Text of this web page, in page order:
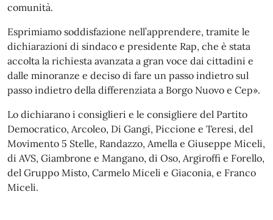
comunità.
Esprimiamo soddisfazione nell’apprendere, tramite le
dichiarazioni di sindaco e presidente Rap, che è stata
accolta la richiesta avanzata a gran voce dai cittadini e
dalle minoranze e deciso di fare un passo indietro sul
passo indietro della differenziata a Borgo Nuovo e Cep».
Lo dichiarano i consiglieri e le consigliere del Partito
Democratico, Arcoleo, Di Gangi, Piccione e Teresi, del
Movimento 5 Stelle, Randazzo, Amella e Giuseppe Miceli,
di AVS, Giambrone e Mangano, di Oso, Argiroffi e Forello,
del Gruppo Misto, Carmelo Miceli e Giaconia, e Franco
Miceli.